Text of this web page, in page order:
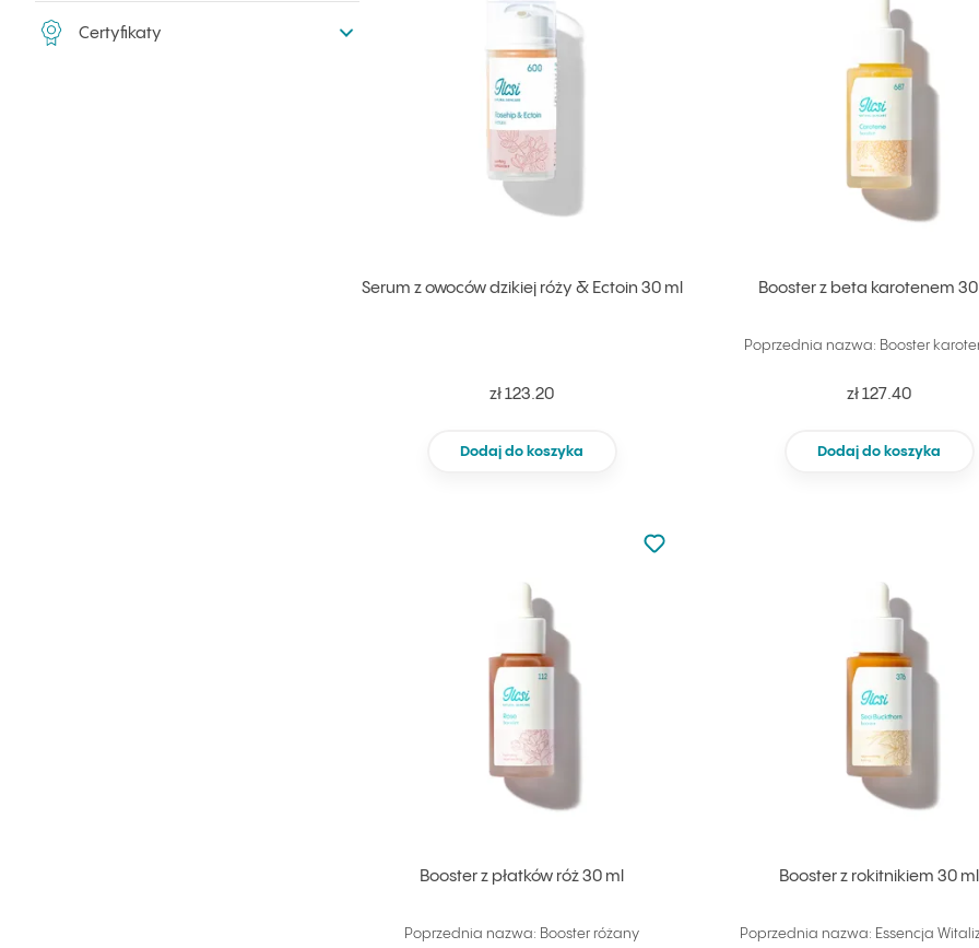
Certyfikaty
Serum z owoców dzikiej róży & Ectoin 30 ml
zł 123.20
Dodaj do koszyka
Booster z beta karotenem 30
Poprzednia nazwa: Booster
zł 127.40
Dodaj do koszyka
Booster z płatków róż 30 ml
Poprzednia nazwa: Booster różany
Nie dodano do ulubionych
Dodaj do ulubionych
Booster z rokitnikiem 30 ml
Poprzednia nazwa: Essencja